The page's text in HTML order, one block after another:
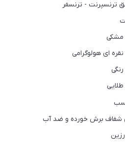
ترنسپرنت - ترنسفر
مشکی
ای هولوگرامی
شفاف برش خورده و ضد آب